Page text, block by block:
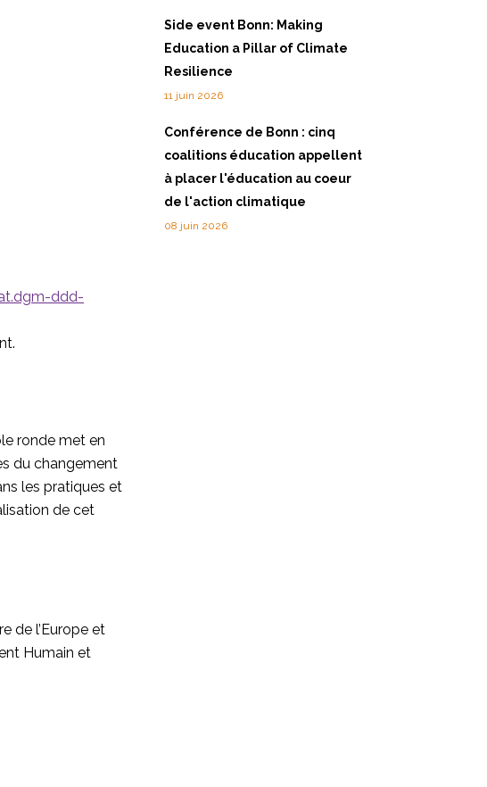
ddd-
ronde met en
du changement
les pratiques et
de cet
de l’Europe et
Humain et
Side event Bonn: Making
Education a Pillar of Climate
Resilience
11 juin 2026
Conférence de Bonn : cinq
coalitions éducation appellent
à placer l'éducation au coeur
de l'action climatique
08 juin 2026